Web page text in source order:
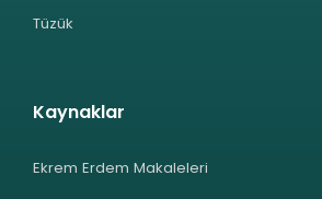
Tüzük
Kaynaklar
Ekrem Erdem Makaleleri